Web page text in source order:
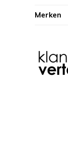
Merken